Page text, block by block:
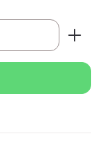
Wert ein